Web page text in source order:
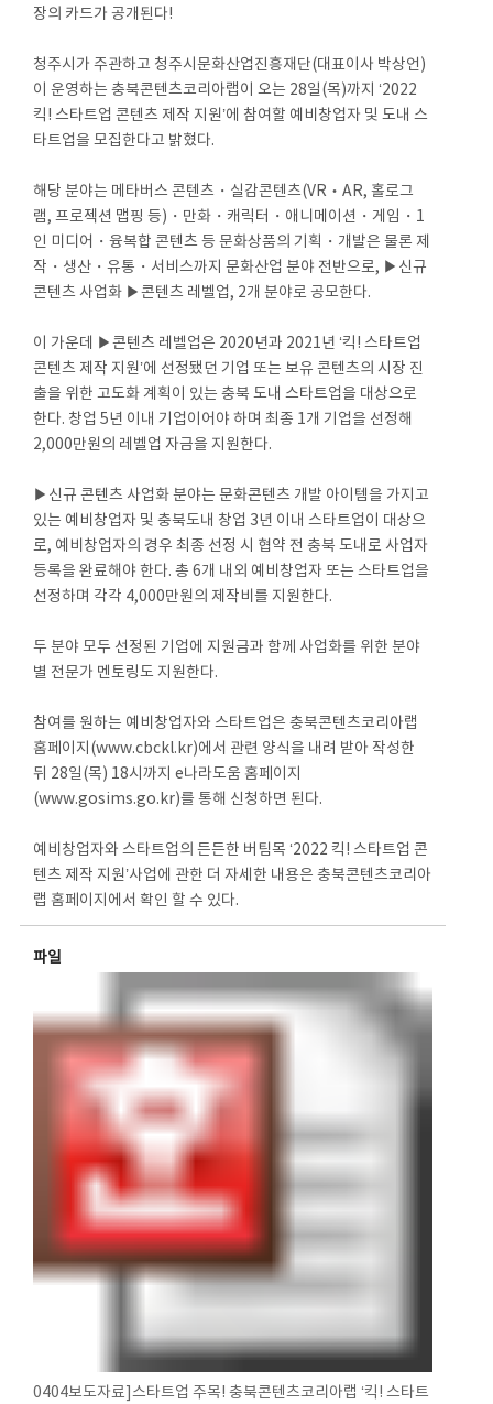
장의 카드가 공개된다!
청주시가 주관하고 청주시문화산업진흥재단(대표이사 박상언)
이 운영하는 충북콘텐츠코리아랩이 오는 28일(목)까지 ‘2022
킥! 스타트업 콘텐츠 제작 지원’에 참여할 예비창업자 및 도내 스
타트업을 모집한다고 밝혔다.
해당 분야는 메타버스 콘텐츠・실감콘텐츠(VR‧AR, 홀로그
램, 프로젝션 맵핑 등)・만화・캐릭터・애니메이션・게임・1
인 미디어・융복합 콘텐츠 등 문화상품의 기획・개발은 물론 제
작・생산・유통・서비스까지 문화산업 분야 전반으로, ▶신규
콘텐츠 사업화 ▶콘텐츠 레벨업, 2개 분야로 공모한다.
이 가운데 ▶콘텐츠 레벨업은 2020년과 2021년 ‘킥! 스타트업
콘텐츠 제작 지원’에 선정됐던 기업 또는 보유 콘텐츠의 시장 진
출을 위한 고도화 계획이 있는 충북 도내 스타트업을 대상으로
한다. 창업 5년 이내 기업이어야 하며 최종 1개 기업을 선정해
2,000만원의 레벨업 자금을 지원한다.
▶신규 콘텐츠 사업화 분야는 문화콘텐츠 개발 아이템을 가지고
있는 예비창업자 및 충북도내 창업 3년 이내 스타트업이 대상으
로, 예비창업자의 경우 최종 선정 시 협약 전 충북 도내로 사업자
등록을 완료해야 한다. 총 6개 내외 예비창업자 또는 스타트업을
선정하며 각각 4,000만원의 제작비를 지원한다.
두 분야 모두 선정된 기업에 지원금과 함께 사업화를 위한 분야
별 전문가 멘토링도 지원한다.
참여를 원하는 예비창업자와 스타트업은 충북콘텐츠코리아랩
홈페이지(www.cbckl.kr)에서 관련 양식을 내려 받아 작성한
뒤 28일(목) 18시까지 e나라도움 홈페이지
(www.gosims.go.kr)를 통해 신청하면 된다.
예비창업자와 스타트업의 든든한 버팀목 ‘2022 킥! 스타트업 콘
텐츠 제작 지원’사업에 관한 더 자세한 내용은 충북콘텐츠코리아
랩 홈페이지에서 확인 할 수 있다.
파일
0404보도자료]스타트업 주목! 충북콘텐츠코리아랩 ‘킥! 스타트